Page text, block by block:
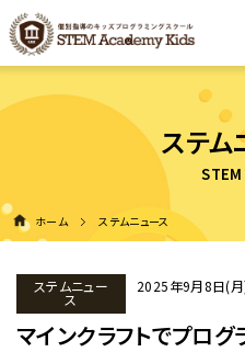
ステム
ホーム ステムニュース
ステムニュー
ス
2025年9月8日(
マインクラフトでプロ